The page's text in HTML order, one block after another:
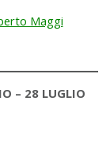
Maggi
– 28 LUGLIO